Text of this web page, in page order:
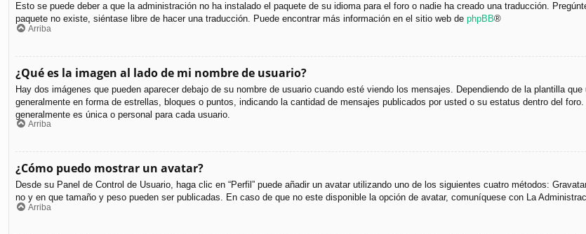
Esto se puede deber a que la administración no ha instalado el paquete de su idioma para el foro o nadie ha creado una traducción.
paquete no existe, siéntase libre de hacer una traducción. Puede encontrar más información en el sitio web de phpBB®
Arriba
¿Qué es la imagen al lado de mi nombre de usuario?
Hay dos imágenes que pueden aparecer debajo de su nombre de usuario cuando esté viendo los mensajes. Dependiendo de la plantilla
generalmente en forma de estrellas, bloques o puntos, indicando la cantidad de mensajes publicados por usted o su estatus dentro del
generalmente es única o personal para cada usuario.
Arriba
¿Cómo puedo mostrar un avatar?
Desde su Panel de Control de Usuario, haga clic en “Perfil” puede añadir un avatar utilizando uno de los siguientes cuatro métodos:
no y en que tamaño y peso pueden ser publicadas. En caso de que no este disponible la opción de avatar, comuníquese con La
Arriba